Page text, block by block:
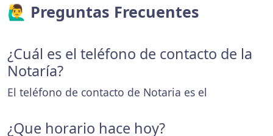
🙋‍♂️ Preguntas Frecuentes
¿Cuál es el teléfono de contacto de la
Notaría?
El teléfono de contacto de Notaria es el
¿Que horario hace hoy?